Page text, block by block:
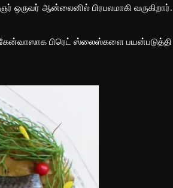
ஆன்லைனில் பிரபலமாகி வருகிறார்.
பிரெட் ஸ்லைஸ்களை பயன்படுத்தி